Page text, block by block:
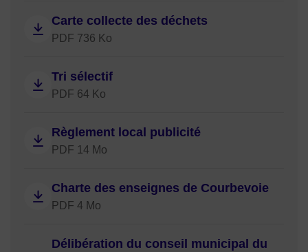
Carte collecte des déchets
PDF 736 Ko
Tri sélectif
PDF 64 Ko
Règlement local publicité
PDF 14 Mo
Charte des enseignes de Courbevoie
PDF 4 Mo
Délibération du conseil municipal du